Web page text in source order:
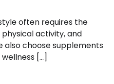
often requires the
activity, and
also choose supplements
[…]